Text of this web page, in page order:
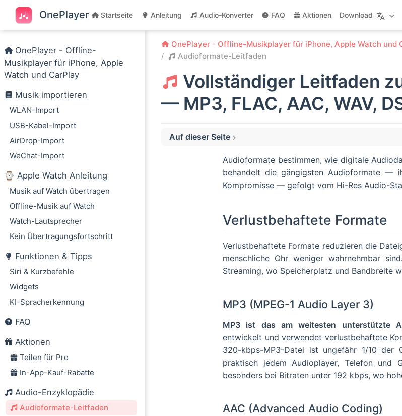
Zum Hauptinhalt springen
OnePlayer Startseite Anleitung Audio-Konverter FAQ Aktionen Download
OnePlayer - Offline-
Musikplayer für iPhone, Apple
Watch und CarPlay
Musik importieren
WLAN-Import
USB-Kabel-Import
AirDrop-Import
WeChat-Import
⌚️ Apple Watch Anleitung
Musik auf Watch übertragen
Offline-Musik auf Watch
Watch-Lautsprecher
Kein Übertragungsfortschritt
Funktionen & Tipps
Siri & Kurzbefehle
Widgets
KI-Spracherkennung
FAQ
Aktionen
Teilen für Pro
In-App-Kauf-Rabatte
Audio-Enzyklopädie
Audioformate-Leitfaden
OnePlayer - Offline-Musikplayer für iPhone, Apple Watch und
Audioformate-Leitfaden
Vollständiger Leitfaden
— MP3, FLAC, AAC, WAV,
Auf dieser Seite
MP3 (MPEG-1 Audio Layer 3)
M4A (MPEG-4 Audio)
FLAC (Free Lossless Audio Codec)
WAV (Waveform Audio File Format)
APE (Monkey's Audio)
Welches Audioformat sollten Sie wählen?
Audioformate bestimmen, wie digitale
behandelt die gängigsten Audioformate —
Kompromisse — gefolgt vom Hi-Res Audio-
Verlustbehaftete Formate
Verlustbehaftete Formate reduzieren die
menschliche Ohr weniger wahrnehmbar
Streaming, wo Speicherplatz und Bandbreite
MP3 (MPEG-1 Audio Layer 3)
MP3 ist das am weitesten unterstützte
entwickelt und verwendet verlustbehaftete
320-kbps-MP3-Datei ist ungefähr 1/10 der
praktisch jedem Audioplayer, Telefon
besonders bei Bitraten unter 192 kbps, wo
AAC (Advanced Audio Coding)